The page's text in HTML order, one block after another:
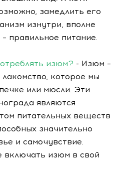
замедлить его
изнутри, вполне
правильное питание.
изюм? - Изюм –
которое мы
или мюсли. Эти
являются
питательных веществ
значительно
и самочувствие.
изюм в свой